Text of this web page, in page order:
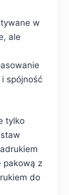
w
ale
i spójność
tylko
pakową z
do